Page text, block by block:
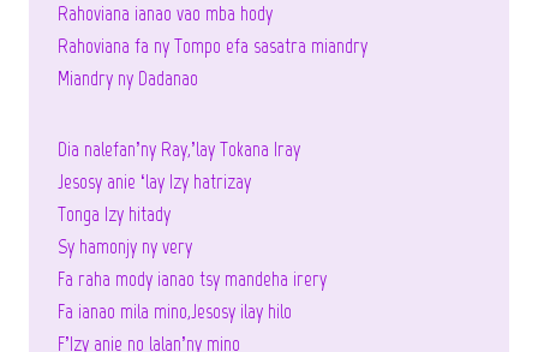
Rahoviana ianao vao mba hody
Rahoviana fa ny Tompo efa sasatra miandry
Miandry ny Dadanao
Dia nalefan’ny Ray,’lay Tokana Iray
Jesosy anie ‘lay Izy hatrizay
Tonga Izy hitady
Sy hamonjy ny very
Fa raha mody ianao tsy mandeha irery
Fa ianao mila mino,Jesosy ilay hilo
F’Izy anie no lalan’ny mino